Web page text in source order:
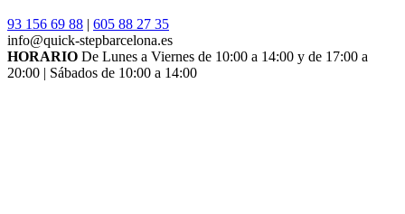
93 156 69 88 | 605 88 27 35
info@quick-stepbarcelona.es
HORARIO De Lunes a Viernes de 10:00 a 14:00 y de 17:00 a
20:00 | Sábados de 10:00 a 14:00